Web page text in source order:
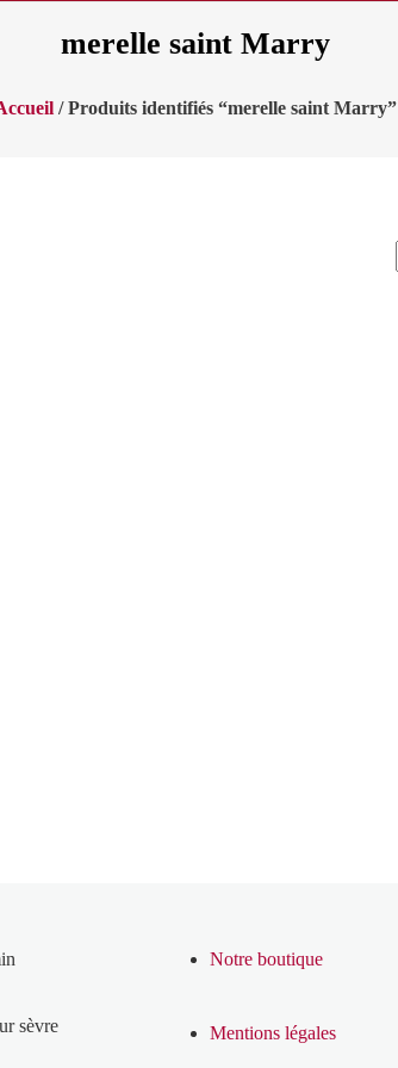
merelle saint Marry
/ Produits identifiés “merelle saint Marry”
sèvre
Notre boutique
Mentions légales